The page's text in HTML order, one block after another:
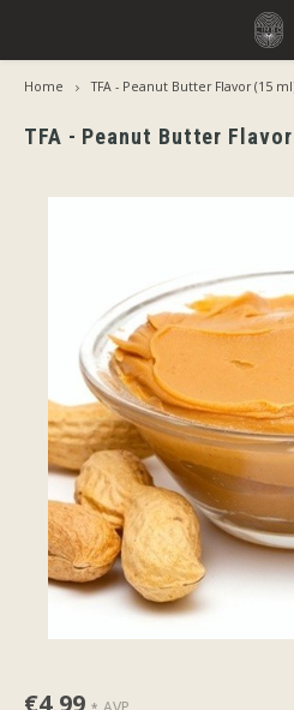
Hoofdmenu / smaken
Smaken
Jiritsu - Ons volledig assortiment
Rijping Nodig
Taal
Home TFA - Peanut Butter Flavor (15
TFA - Peanut Butter
€4,99